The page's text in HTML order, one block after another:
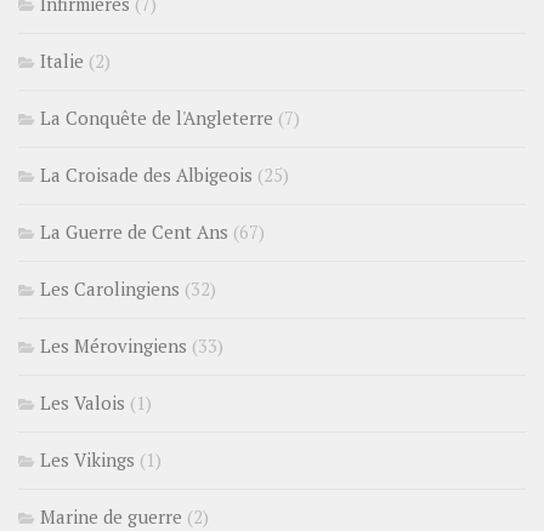
Italie (2)
La Conquête de l'Angleterre (7)
La Croisade des Albigeois (25)
La Guerre de Cent Ans (67)
Les Carolingiens (32)
Les Mérovingiens (33)
Les Valois (1)
Les Vikings (1)
Marine de guerre (2)